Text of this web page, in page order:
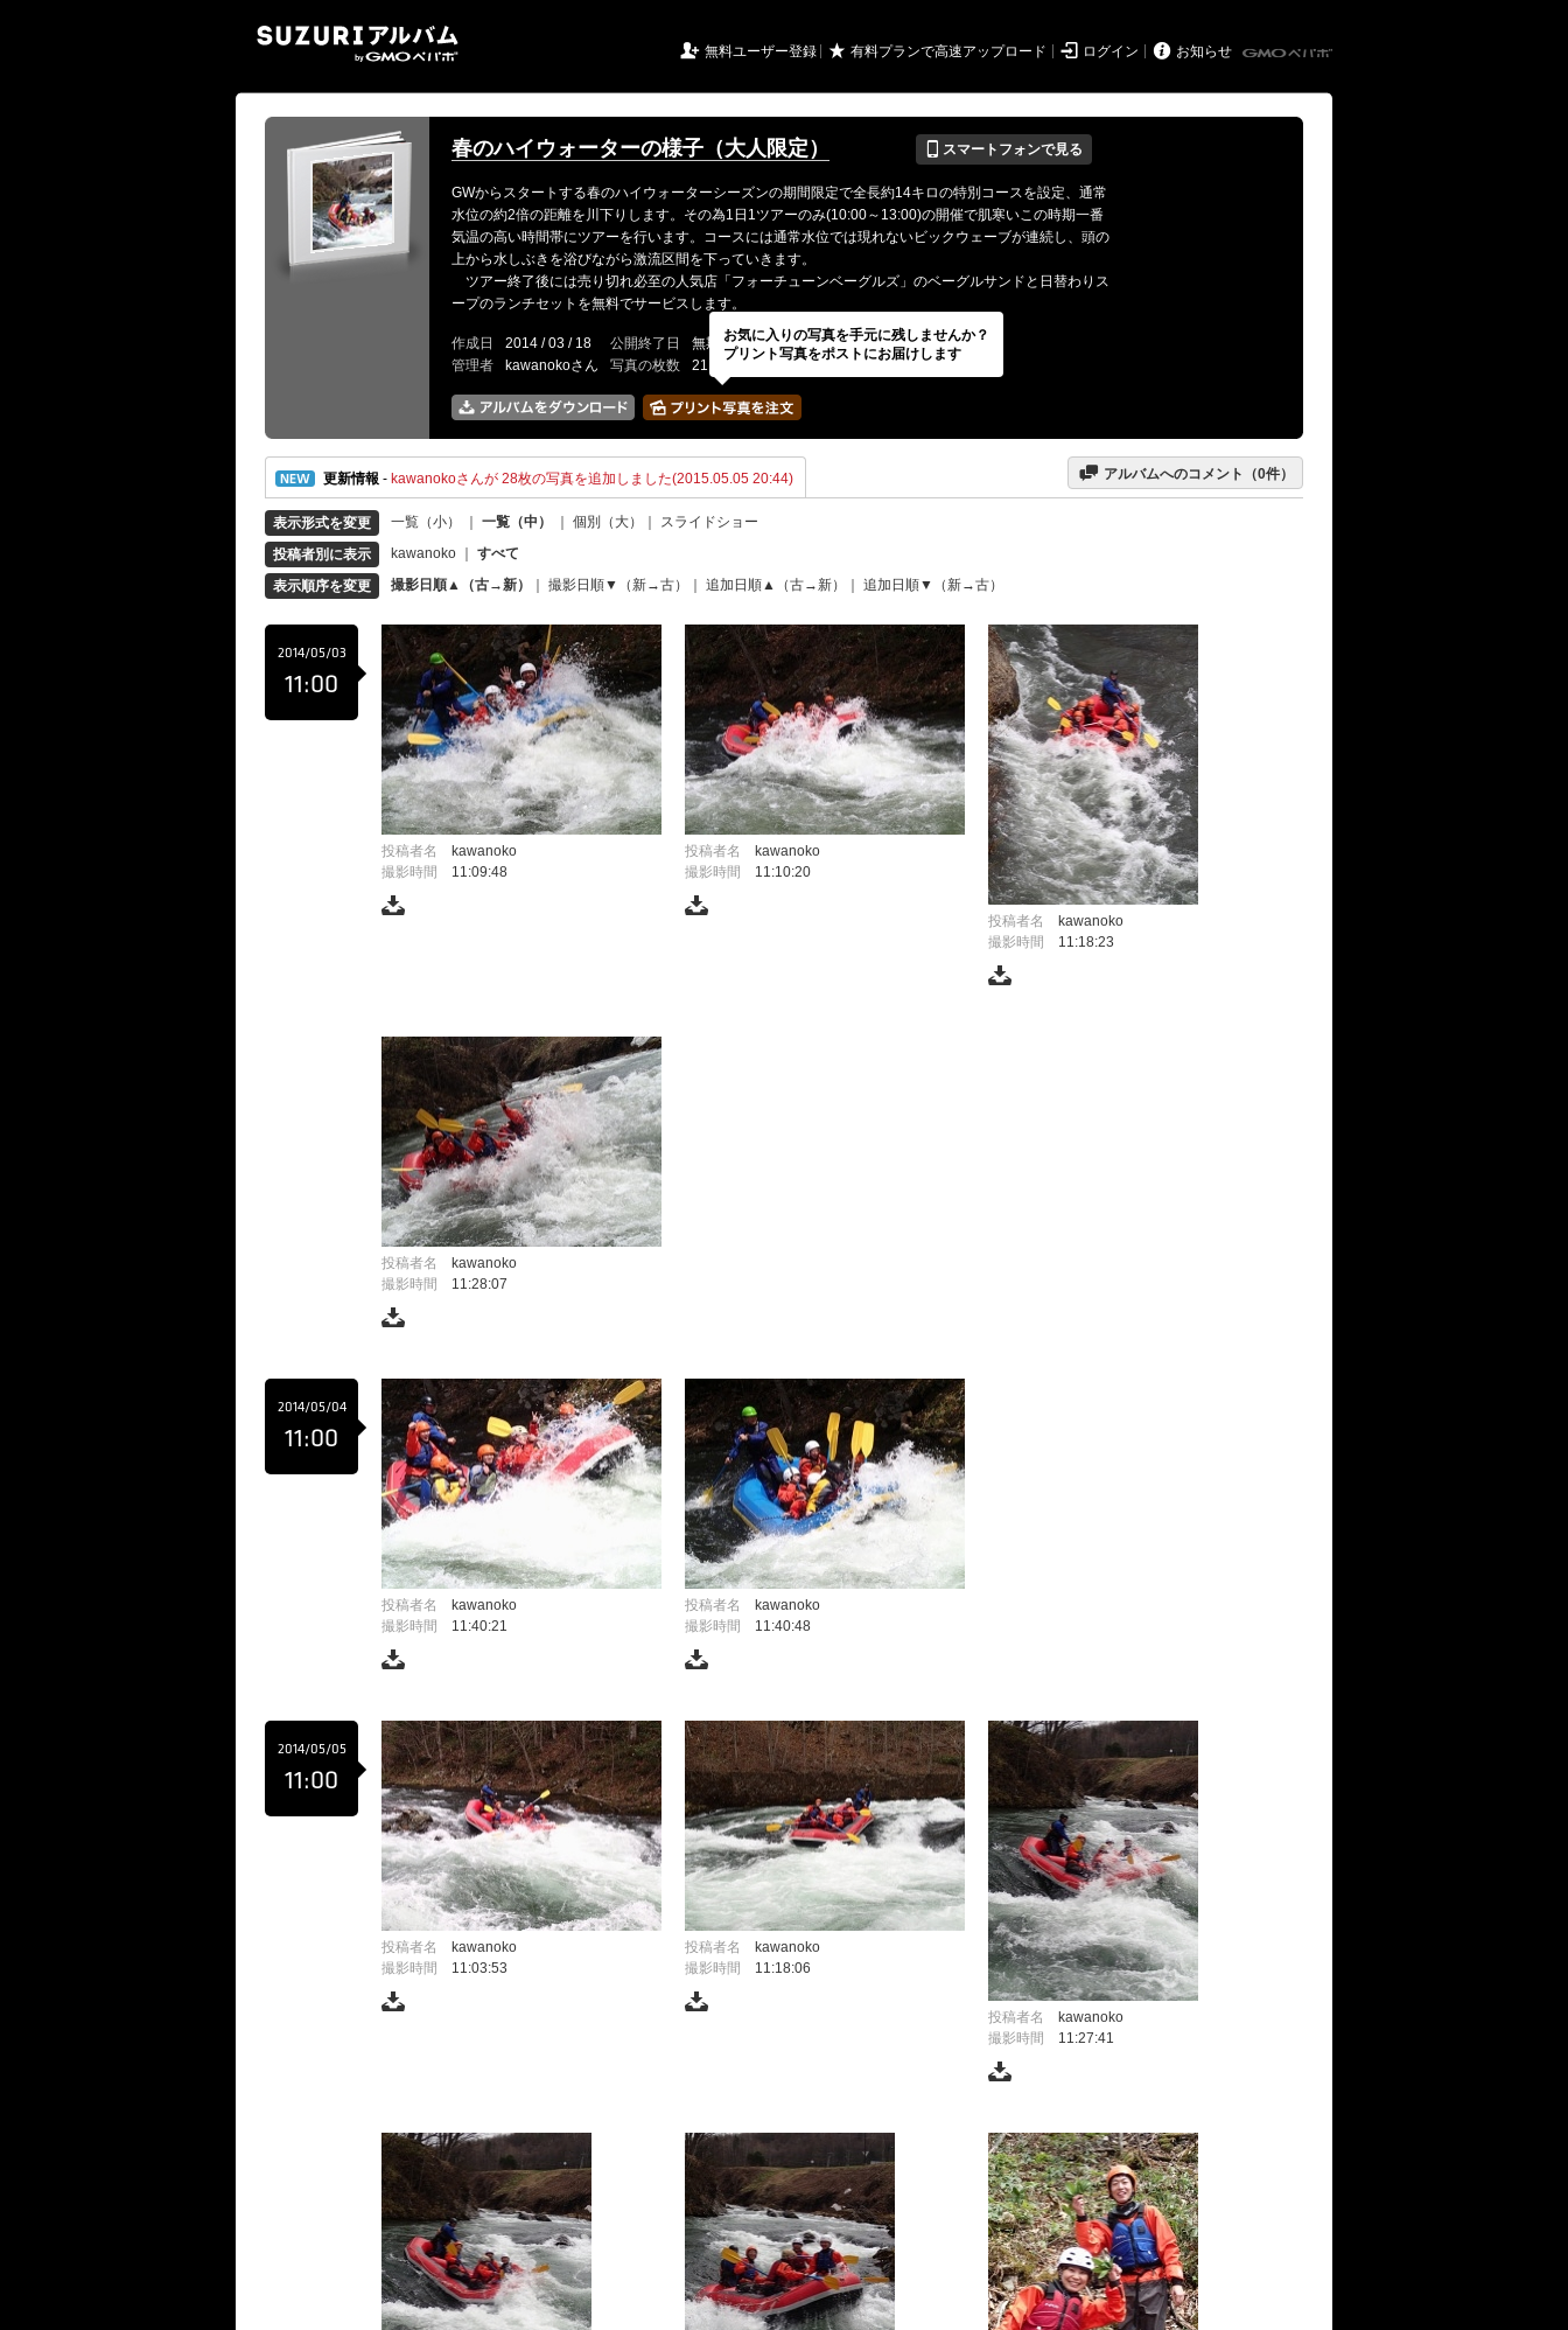
 無料ユーザー登録 ★ 有料プランで高速アップロード  ログイン  お知らせ
春のハイウォーターの様子（大人限定） 📱 スマートフォンで見る
GWからスタートする春のハイウォーターシーズンの期間限定で全長約14キロの特別コースを設定、通常
水位の約2倍の距離を川下りします。その為1日1ツアーのみ(10:00～13:00)の開催で肌寒いこの時期一番
気温の高い時間帯にツアーを行います。コースには通常水位では現れないビックウェーブが連続し、頭の
上から水しぶきを浴びながら激流区間を下っていきます。
ツアー終了後には売り切れ必至の人気店「フォーチューンベーグルズ」のベーグルサンドと日替わりス
ープのランチセットを無料でサービスします。
作成日 2014 / 03 / 18 公開終了日 無期限 イベントの期間
---
管理者
kawanokoさん 写真の枚数 21 / 2000枚
更新情報 - kawanokoさんが 28枚の写真を追加しました(2015.05.05 20:44)  アルバムへのコメント（0件）
表示形式を変更 一覧（小） 一覧（中） 個別（大）
スライドショー
投稿者別に表示
kawanoko
すべて
表示順序を変更
撮影日順▲（古→新） 撮影日順▼（新→古） 追加日順▲（古→新） 追加日順▼（新→古）
2014/05/03
11:00
投稿者名
kawanoko
撮影時間
11:09:48
投稿者名
kawanoko
撮影時間
11:10:20
投稿者名
kawanoko
撮影時間
11:18:23
投稿者名
kawanoko
撮影時間
11:28:07
2014/05/04
11:00
投稿者名
kawanoko
撮影時間
11:40:21
投稿者名
kawanoko
撮影時間
11:40:48
2014/05/05
11:00
投稿者名
kawanoko
撮影時間
11:03:53
投稿者名
kawanoko
撮影時間
11:18:06
投稿者名
kawanoko
撮影時間
11:27:41
お気に入りの写真を手元に残しませんか？
プリント写真をポストにお届けします